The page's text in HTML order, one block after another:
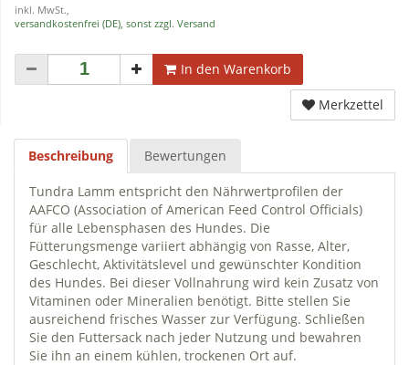
inkl. MwSt.,
versandkostenfrei (DE), sonst zzgl. Versand
In den Warenkorb
Merkzettel
Beschreibung Bewertungen
Tundra Lamm entspricht den Nährwertprofilen der
AAFCO (Association of American Feed Control Officials)
für alle Lebensphasen des Hundes. Die
Fütterungsmenge variiert abhängig von Rasse, Alter,
Geschlecht, Aktivitätslevel und gewünschter Kondition
des Hundes. Bei dieser Vollnahrung wird kein Zusatz von
Vitaminen oder Mineralien benötigt. Bitte stellen Sie
ausreichend frisches Wasser zur Verfügung. Schließen
Sie den Futtersack nach jeder Nutzung und bewahren
Sie ihn an einem kühlen, trockenen Ort auf.